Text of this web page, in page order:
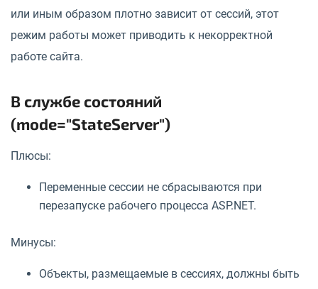
или иным образом плотно зависит от сессий, этот
режим работы может приводить к некорректной
работе сайта.
В службе состояний
(mode="StateServer")
Плюсы:
Переменные сессии не сбрасываются при
перезапуске рабочего процесса ASP.NET.
Минусы:
Объекты, размещаемые в сессиях, должны быть